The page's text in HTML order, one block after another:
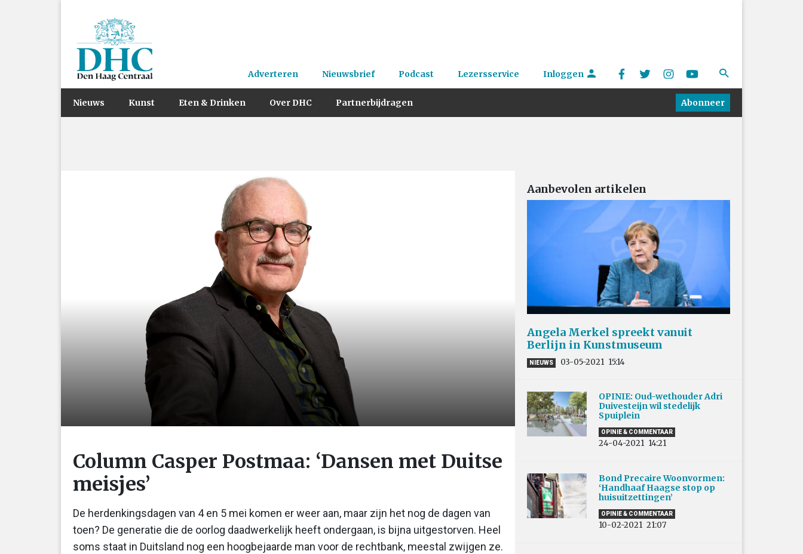
Adverteren Nieuwsbrief Podcast Lezersservice Inloggen
Nieuws Kunst Eten & Drinken Over DHC Partnerbijdragen Abonneer
Column Casper Postmaa: ‘Dansen met Duitse
meisjes’
De herdenkingsdagen van 4 en 5 mei komen er weer aan, maar zijn het nog de dagen van
toen? De generatie die de oorlog daadwerkelijk heeft ondergaan, is bijna uitgestorven. Heel
soms staat in Duitsland nog een hoogbejaarde man voor de rechtbank, meestal zwijgen ze.
Aanbevolen artikelen
Angela Merkel spreekt vanuit
Berlijn in Kunstmuseum
NIEUWS 03-05-2021 15:14
OPINIE: Oud-wethouder Adri
Duivesteijn wil stedelijk
Spuiplein
OPINIE & COMMENTAAR
24-04-2021 14:21
Bond Precaire Woonvormen:
‘Handhaaf Haagse stop op
huisuitzettingen’
OPINIE & COMMENTAAR
10-02-2021 21:07